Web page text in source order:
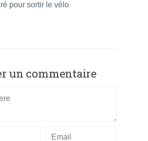
pour sortir le vélo
un commentaire